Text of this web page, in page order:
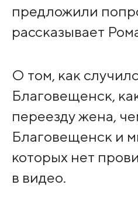
предложили
рассказывает
О том, как
Благовещенск,
переезду жена,
Благовещенск и
которых нет
в видео.